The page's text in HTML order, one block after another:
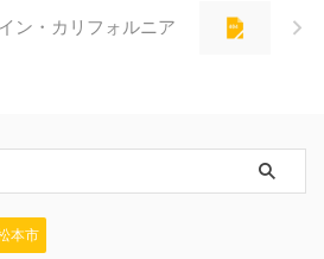
ン・カリフォルニア
本市